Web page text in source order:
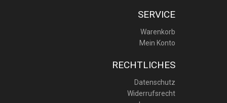
SERVICE
Warenkorb
Mein Konto
RECHTLICHES
Datenschutz
Widerrufsrecht